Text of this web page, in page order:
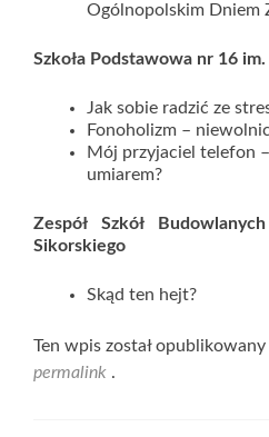
Ogólnopolskim Dniem
Szkoła Podstawowa nr 16 im.
Jak sobie radzić ze
Fonoholizm –
Mój przyjaciel telefon
umiarem?
Zespół Szkół
Sikorskiego
Skąd ten hejt?
Ten wpis został
permalink .